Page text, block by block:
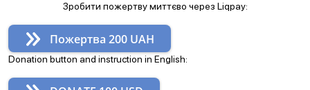
Зробити пожертву миттєво через Liqpay:
Пожертва 200 UAH
Donation button and instruction in English: